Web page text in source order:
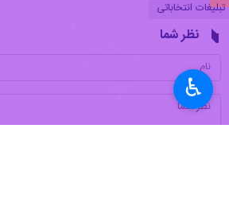
تبلیغات انتخاباتی
نظر شما
♿︎